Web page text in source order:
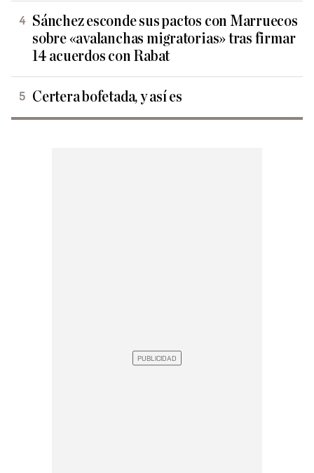
Sánchez esconde sus pactos con Marruecos
sobre «avalanchas migratorias» tras firmar
14 acuerdos con Rabat
Certera bofetada, y así es